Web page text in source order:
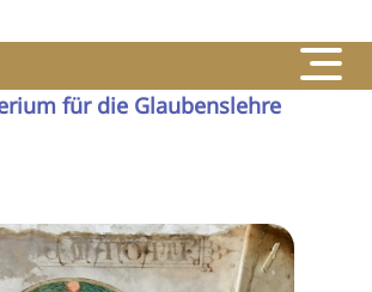
für die Glaubenslehre